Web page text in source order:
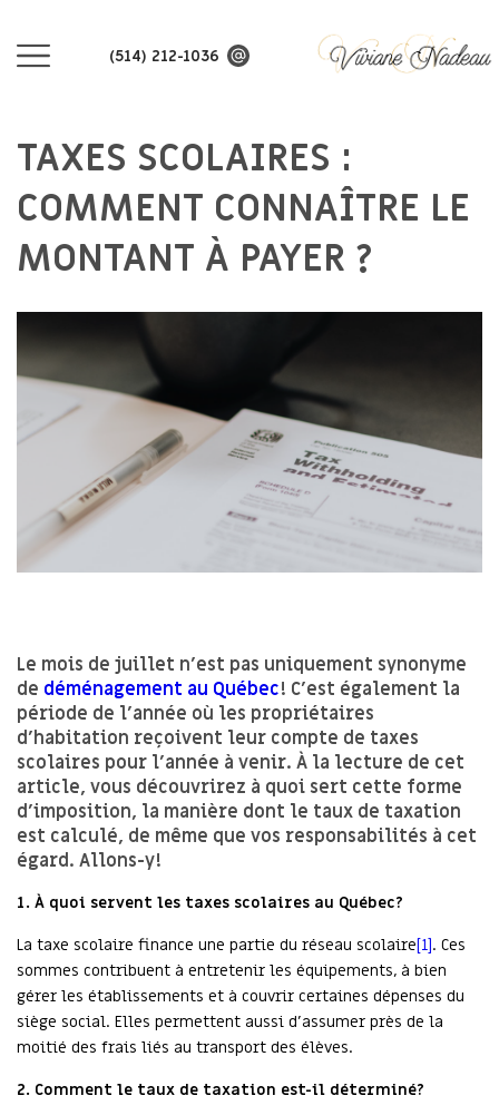
(514) 212-1036
TAXES SCOLAIRES :
COMMENT CONNAÎTRE LE
MONTANT À PAYER ?
Le mois de juillet n’est pas uniquement synonyme
de déménagement au Québec! C’est également la
période de l’année où les propriétaires
d’habitation reçoivent leur compte de taxes
scolaires pour l’année à venir. À la lecture de cet
article, vous découvrirez à quoi sert cette forme
d’imposition, la manière dont le taux de taxation
est calculé, de même que vos responsabilités à cet
égard. Allons-y!
1. À quoi servent les taxes scolaires au Québec?
La taxe scolaire finance une partie du réseau scolaire[1]. Ces
sommes contribuent à entretenir les équipements, à bien
gérer les établissements et à couvrir certaines dépenses du
siège social. Elles permettent aussi d’assumer près de la
moitié des frais liés au transport des élèves.
2. Comment le taux de taxation est-il déterminé?